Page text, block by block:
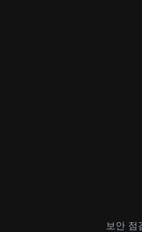
보안 점